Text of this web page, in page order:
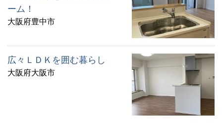
ーム！
大阪府豊中市
広々ＬＤＫを囲む暮らし
大阪府大阪市